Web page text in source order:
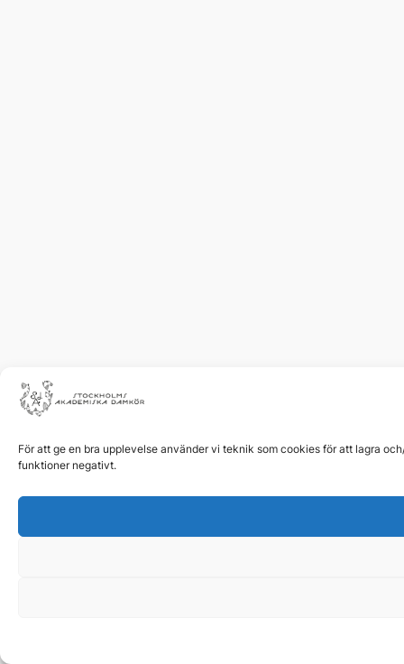
För att ge en bra upplevelse använder vi teknik som cookies för att lagra
funktioner negativt.